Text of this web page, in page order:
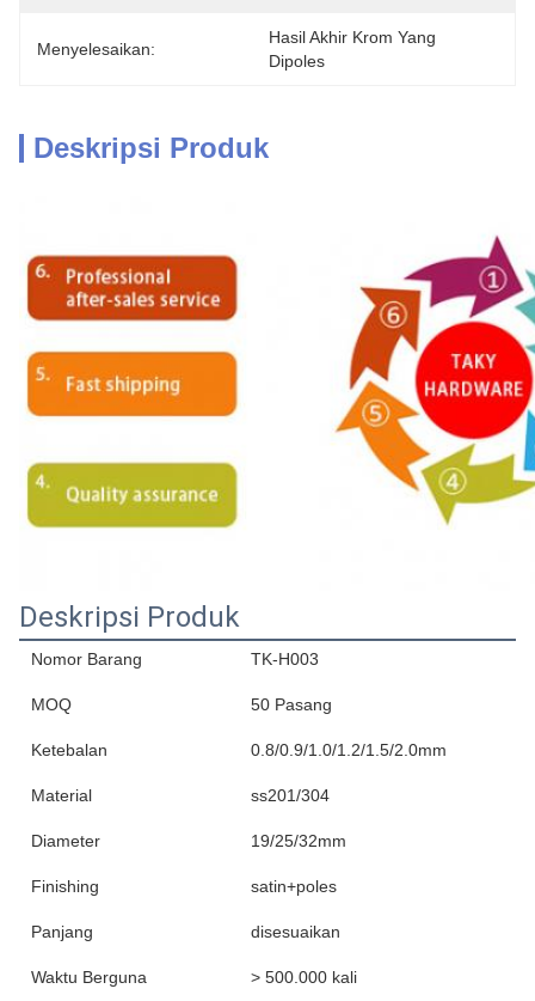
Menyelesaikan:
Hasil Akhir Krom Yang
Dipoles
Deskripsi Produk
Deskripsi Produk
Nomor Barang TK-H003
MOQ 50 Pasang
Ketebalan 0.8/0.9/1.0/1.2/1.5/2.0mm
Material ss201/304
Diameter 19/25/32mm
Finishing satin+poles
Panjang disesuaikan
Waktu Berguna > 500.000 kali